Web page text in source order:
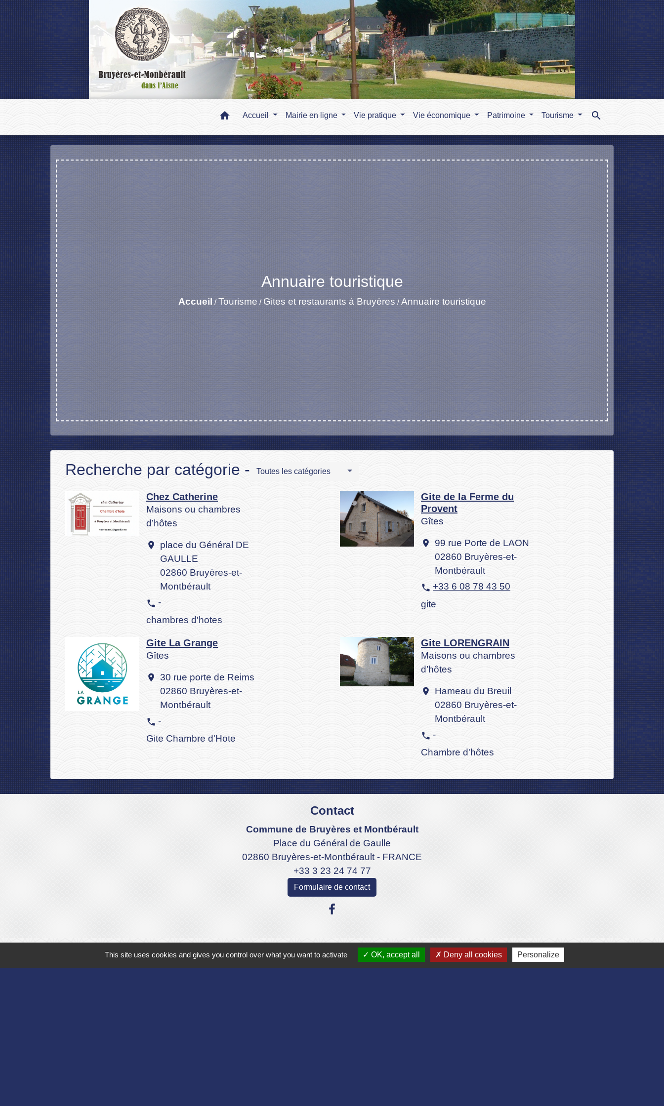
home Accueil Mairie en ligne Vie pratique Vie économique Patrimoine Tourisme search
Annuaire touristique
Accueil /Tourisme / Gites et restaurants à Bruyères /Annuaire touristique
Recherche par catégorie - Toutes les catégories
Chez Catherine
Maisons ou chambres
d’hôtes
location_on
place du Général DE
GAULLE
02860 Bruyères-et-
Montbérault
phone -
chambres d'hotes
Gite de la Ferme du
Provent
Gîtes
location_on 99 rue Porte de LAON
02860 Bruyères-et-
Montbérault
phone +33 6 08 78 43 50
gite
Gite La Grange
Gîtes
location_on 30 rue porte de Reims
02860 Bruyères-et-
Montbérault
phone -
Gite Chambre d'Hote
Gite LORENGRAIN
Maisons ou chambres
d’hôtes
location_on
Hameau du Breuil
02860 Bruyères-et-
Montbérault
phone -
Chambre d'hôtes
Contact
Commune de Bruyères et Montbérault
Place du Général de Gaulle
02860 Bruyères-et-Montbérault - FRANCE
+33 3 23 24 74 77
Formulaire de contact
Liens
This site uses cookies and gives you control over what you want to activate OK, accept all Deny all cookies Personalize